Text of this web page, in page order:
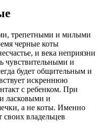
трепетными и милыми
черные коты
и века неприязни
чувствительными и
будет общительным и
искреннюю
с ребенком. При
ласковыми и
а не коты. Именно
владельцев